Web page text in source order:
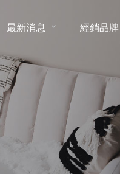
最新消息
經銷品牌